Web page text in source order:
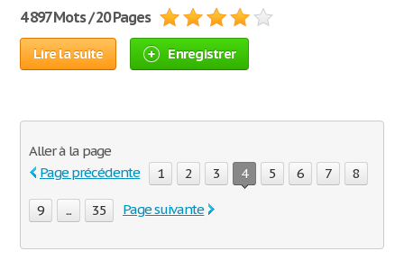
4 897 Mots / 20 Pages
Lire la suite Enregistrer
Aller à la page
Page précédente
1 2 3 4 5 6 7 8
9 ... 35 Page suivante